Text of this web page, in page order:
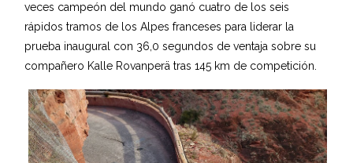
veces campeón del mundo ganó cuatro de los seis
rápidos tramos de los Alpes franceses para liderar la
prueba inaugural con 36,0 segundos de ventaja sobre su
compañero Kalle Rovanperä tras 145 km de competición.